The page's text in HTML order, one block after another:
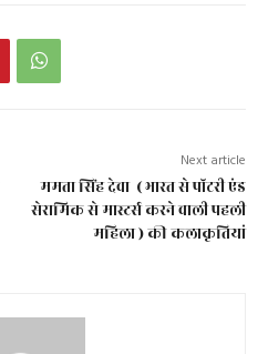
Next article
ममता सिंह देवा ( भारत से पाॅटरी एंड
सेरामिक से मास्टर्स करने वाली पहली
महिला ) की कलाकृतियां